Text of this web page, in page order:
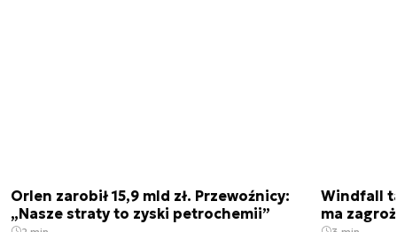
Orlen zarobił 15,9 mld zł. Przewoźnicy:
„Nasze straty to zyski petrochemii”
Windfall
ma